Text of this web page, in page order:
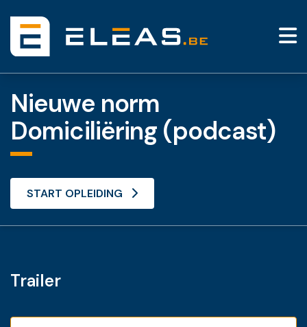
Nieuwe norm
Domiciliëring (podcast)
START OPLEIDING
Trailer